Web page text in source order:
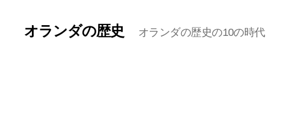
オランダの歴史 オランダの歴史の10の時代